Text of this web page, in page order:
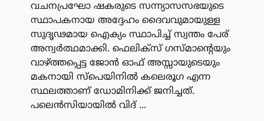
വചനപ്രഘോ ഷകരുടെ സന്ന്യാസസഭയുടെ
സ്ഥാപകനായ അദ്ദേഹം ദൈവവുമായുള്ള
സുദൃഢമായ ഐക്യം സ്ഥാപിച്ച് സ്വന്തം പേര്
അന്വര്‍ത്ഥമാക്കി. ഫെലിക്‌സ് ഗസ്മാന്റെയും
വാഴ്ത്തപ്പെട്ട ജോന്‍ ഓഫ് അസ്സായുടെയും
മകനായി സ്‌പെയിനില്‍ കലെരൂഗ എന്ന
സ്ഥലത്താണ് ഡോമിനിക്ക് ജനിച്ചത്.
പലെന്‍സിയായില്‍ വിദ് ...